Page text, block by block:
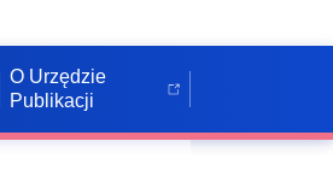
O Urzędzie
Publikacji